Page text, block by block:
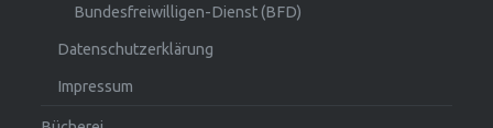
Bundesfreiwilligen-Dienst (BFD)
Datenschutzerklärung
Impressum